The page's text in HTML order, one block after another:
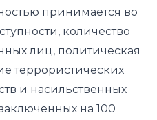
принимается во
количество
лиц, политическая
террористических
и насильственных
на 100